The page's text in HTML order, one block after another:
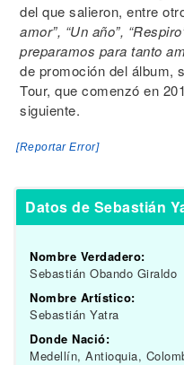
del que salieron, entre
amor”, “Un año”,
preparamos para tanto
de promoción del álbum,
Tour, que comenzó en
siguiente.
[Reportar Error]
Datos de Sebastián
Nombre Verdadero:
Sebastián Obando Giraldo
Nombre Artístico:
Sebastián Yatra
Donde Nació:
Medellín, Antioquia,